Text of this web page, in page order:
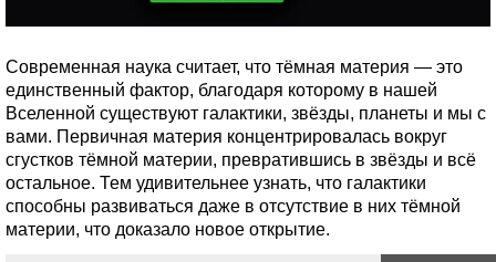
Современная наука считает, что тёмная материя — это
единственный фактор, благодаря которому в нашей
Вселенной существуют галактики, звёзды, планеты и мы с
вами. Первичная материя концентрировалась вокруг
сгустков тёмной материи, превратившись в звёзды и всё
остальное. Тем удивительнее узнать, что галактики
способны развиваться даже в отсутствие в них тёмной
материи, что доказало новое открытие.